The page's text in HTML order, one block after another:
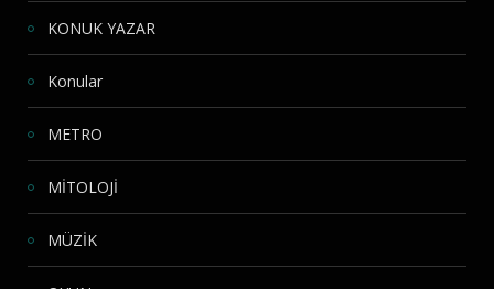
KONUK YAZAR
Konular
METRO
MİTOLOJİ
MÜZİK